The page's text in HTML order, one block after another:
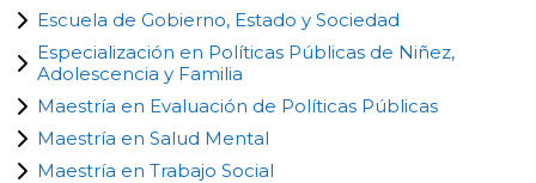
Escuela de Gobierno, Estado y Sociedad
Especialización en Políticas Públicas de Niñez,
Adolescencia y Familia
Maestría en Evaluación de Políticas Públicas
Maestría en Salud Mental
Maestría en Trabajo Social